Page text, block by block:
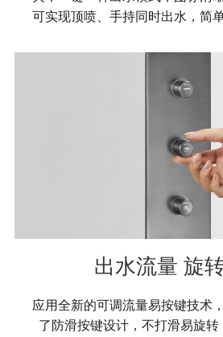
可实现顶喷、手持同时出水，简
出水流量 旋
应用全新的可调流量易按键技术
了防滑按键设计，不打滑易旋